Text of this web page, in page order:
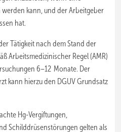
kann, und der Arbeitgeber
hat.
Tätigkeit nach dem Stand der
Arbeitsmedizinischer Regel (AMR)
6–12 Monate. Der
kann hierzu den DGUV Grundsatz
Hg-Vergiftungen,
Schilddrüsenstörungen gelten als